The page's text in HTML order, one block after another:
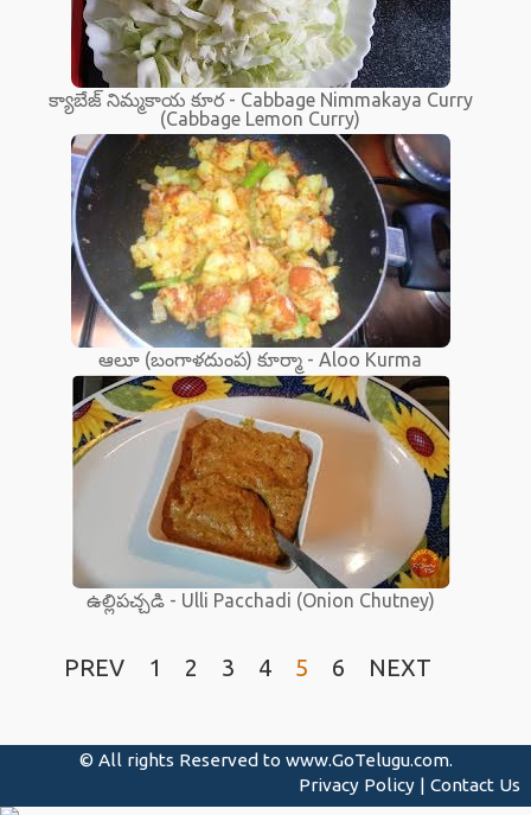
క్యాబేజ్ నిమ్మకాయ కూర - Cabbage Nimmakaya Curry
(Cabbage Lemon Curry)
ఆలూ (బంగాళదుంప) కూర్మా - Aloo Kurma
ఉల్లిపచ్చడి - Ulli Pacchadi (Onion Chutney)
PREV 1 2 3 4 5 6 NEXT
© All rights Reserved to www.GoTelugu.com.
Privacy Policy| Contact Us